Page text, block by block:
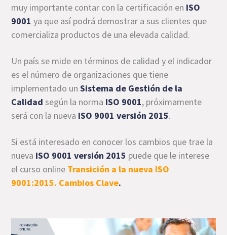
muy importante contar con la certificación en ISO
9001 ya que así podrá demostrar a sus clientes que
comercializa productos de una elevada calidad.
Un país se mide en términos de calidad y el indicador
es el número de organizaciones que tiene
implementado unSistema de Gestión de la
Calidad según la norma ISO 9001, próximamente
será con la nueva ISO 9001 versión 2015.
Si está interesado en conocer los cambios que trae la
nueva ISO 9001 versión 2015 puede que le interese
el curso online Transición a la nueva ISO
9001:2015. Cambios Clave.